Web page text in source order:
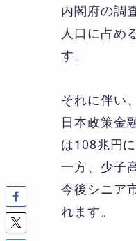
内閣府の調
人口に占め
す。
それに伴い
日本政策金
は108兆円
一方、少子
今後シニア
れます。